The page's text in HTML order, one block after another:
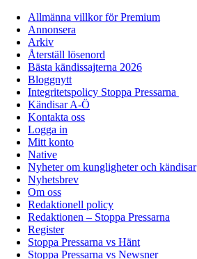
Allmänna villkor för Premium
Annonsera
Arkiv
Återställ lösenord
Bästa kändissajterna 2026
Bloggnytt
Integritetspolicy Stoppa Pressarna
Kändisar A-Ö
Kontakta oss
Logga in
Mitt konto
Native
Nyheter om kungligheter och kändisar
Nyhetsbrev
Om oss
Redaktionell policy
Redaktionen – Stoppa Pressarna
Register
Stoppa Pressarna vs Hänt
Stoppa Pressarna vs Newsner